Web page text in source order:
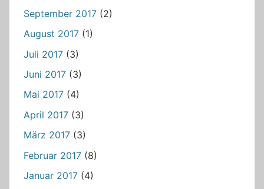
September 2017 (2)
August 2017 (1)
Juli 2017 (3)
Juni 2017 (3)
Mai 2017 (4)
April 2017 (3)
März 2017 (3)
Februar 2017 (8)
Januar 2017 (4)